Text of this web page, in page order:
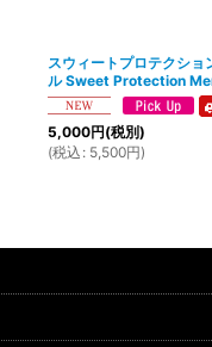
スウィートプロテクシ
ル Sweet Protection
5,000円(税別)
(税込 : 5,500円)